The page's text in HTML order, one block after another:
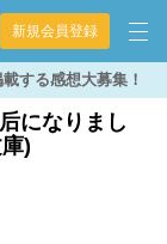
新規会員登録
する感想大募集！
になりまし
)